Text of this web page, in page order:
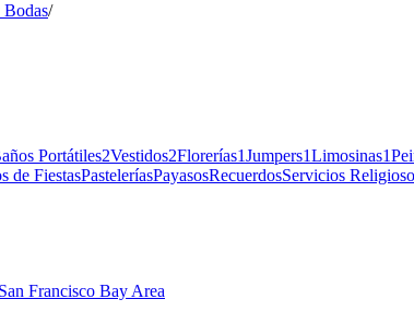
Bodas/
Portátiles2Vestidos2Florerías1Jumpers1Limosinas1
de FiestasPasteleríasPayasosRecuerdosServicios
San Francisco Bay Area